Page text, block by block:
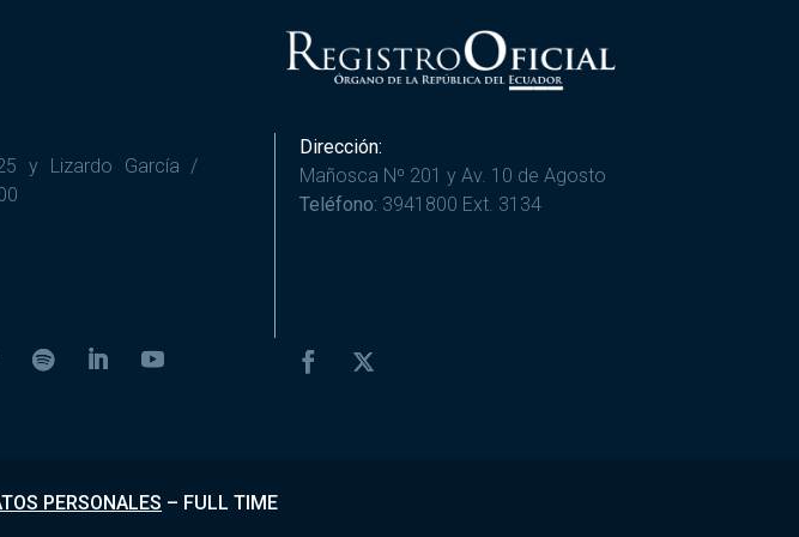
y Lizardo García /
Dirección:
Mañosca Nº 201 y Av. 10 de Agosto
Teléfono: 3941800 Ext. 3134
PERSONALES – FULL TIME